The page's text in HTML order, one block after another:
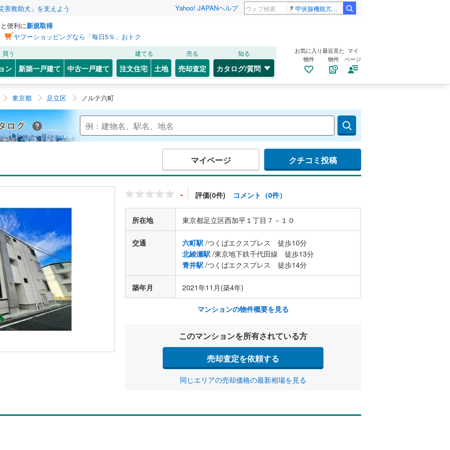
害救助犬」を支えよう Yahoo! JAPANヘルプ 甲状腺機能亢進症
便利に新規取得
ヤフーショッピングなら「毎日5％」おトク
買う
ン 新築一戸建て 中古一戸建て
建てる
注文住宅 土地
売る
売却査定
知る
カタログ/質問
お気に入り
物件
最近見た
物件
マイ
ページ
東京都 足立区 ノルテ六町
Yahoo!不動産 マンションカタログ
マイページ クチコミ投稿
- 評価(0件) コメント（0件）
所在地 東京都足立区西加平１丁目７－１０
交通 六町駅 /つくばエクスプレス 徒歩10分
北綾瀬駅 /東京地下鉄千代田線 徒歩13分
青井駅 /つくばエクスプレス 徒歩14分
築年月 2021年11月(築4年)
マンションの物件概要を見る
このマンションを所有されている方
売却査定を依頼する
同じエリアの売却価格の最新相場を見る